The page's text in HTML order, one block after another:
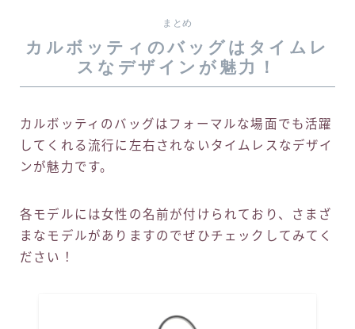
まとめ
カルボッティのバッグはタイムレ
スなデザインが魅力！
カルボッティのバッグはフォーマルな場面でも活躍
してくれる流行に左右されないタイムレスなデザイ
ンが魅力です。
各モデルには女性の名前が付けられており、さまざ
まなモデルがありますのでぜひチェックしてみてく
ださい！